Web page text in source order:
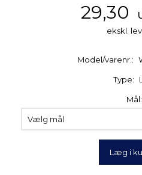
29,30
ekskl.
Model/varenr.:
Type:
Mål:
Læg i